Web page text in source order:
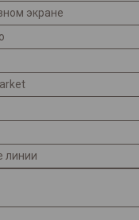
экране
линии